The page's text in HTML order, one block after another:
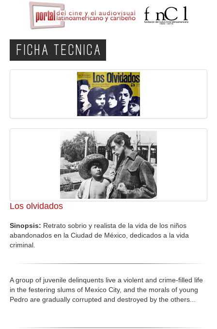
FICHA TECNICA
Los olvidados
Sinopsis: Retrato sobrio y realista de la vida de los niños
abandonados en la Ciudad de México, dedicados a la vida
criminal.
A group of juvenile delinquents live a violent and crime-filled life
in the festering slums of Mexico City, and the morals of young
Pedro are gradually corrupted and destroyed by the others...